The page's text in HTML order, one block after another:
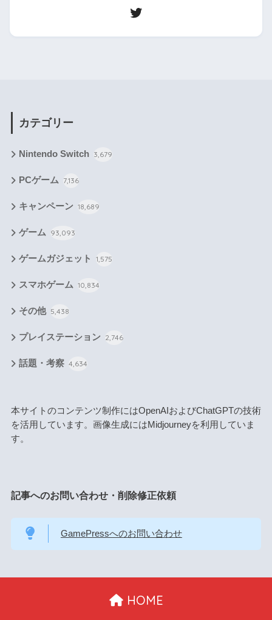
カテゴリー
Nintendo Switch 3,679
PCゲーム 7,136
キャンペーン 18,689
ゲーム 93,093
ゲームガジェット 1,575
スマホゲーム 10,834
その他 5,438
プレイステーション 2,746
話題・考察 4,634
本サイトのコンテンツ制作にはOpenAIおよびChatGPTの技術
を活用しています。画像生成にはMidjourneyを利用していま
す。
記事へのお問い合わせ・削除修正依頼
GamePressへのお問い合わせ
HOME